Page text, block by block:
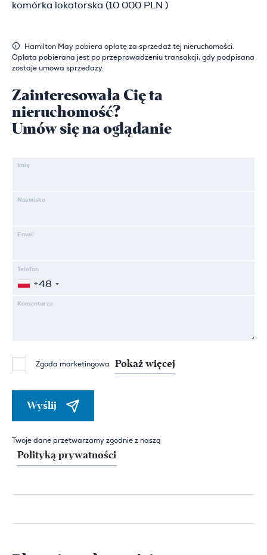
komórka lokatorska (10 000 PLN )
Hamilton May pobiera opłatę za sprzedaż tej nieruchomości.
Opłata pobierana jest po przeprowadzeniu transakcji, gdy podpisana
zostaje umowa sprzedaży.
Zainteresowała Cię ta
nieruchomość?
Umów się na oglądanie
Imię
Nazwisko
Email
Telefon
+48
Komentarze
Zgoda marketingowa Pokaż więcej
Wyślij
Twoje dane przetwarzamy zgodnie z naszą
Polityką prywatności